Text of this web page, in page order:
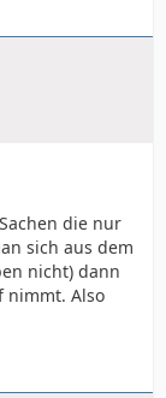
die nur
sich aus dem
nicht) dann
nimmt. Also